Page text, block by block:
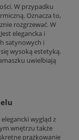
W przypadku
Oznacza to,
rozgrzewać. W
elegancka i
satynowych i
wysoką estetyką.
uwielbiają
wygląd z
wnętrzu także
prążkowanie